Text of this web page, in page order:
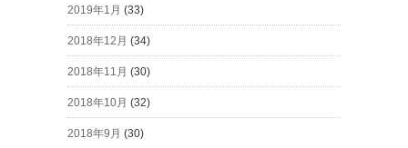
2019年1月 (33)
2018年12月 (34)
2018年11月 (30)
2018年10月 (32)
2018年9月 (30)